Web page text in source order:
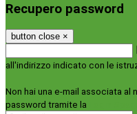
Recupero password
button close ×
all'indirizzo indicato con le
Non hai una e-mail associata
password tramite la